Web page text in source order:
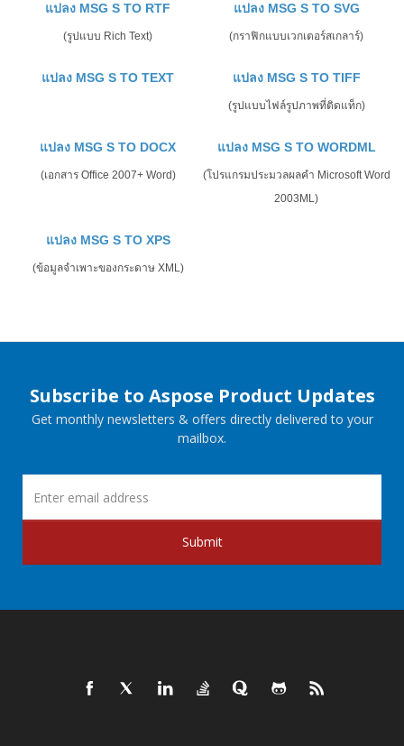
แปลง MSG S TO RTF
(รูปแบบ Rich Text)
แปลง MSG S TO SVG
(กราฟิกแบบเวกเตอร์สเกลาร์)
แปลง MSG S TO TEXT แปลง MSG S TO TIFF
(รูปแบบไฟล์รูปภาพที่ติดแท็ก)
แปลง MSG S TO DOCX
(เอกสาร Office 2007+ Word)
แปลง MSG S TO WORDML
(โปรแกรมประมวลผลคำ Microsoft Word
2003ML)
แปลง MSG S TO XPS
(ข้อมูลจำเพาะของกระดาษ XML)
Subscribe to Aspose Product Updates
Get monthly newsletters & offers directly delivered to your
mailbox.
Submit